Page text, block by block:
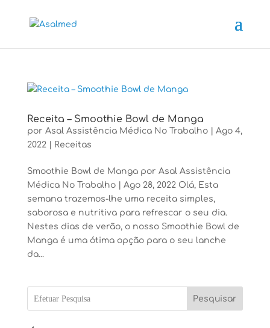
Receita – Smoothie Bowl de Manga
por Asal Assistência Médica No Trabalho | Ago 4,
2022 | Receitas
Smoothie Bowl de Manga por Asal Assistência
Médica No Trabalho | Ago 28, 2022 Olá, Esta
semana trazemos-lhe uma receita simples,
saborosa e nutritiva para refrescar o seu dia.
Nestes dias de verão, o nosso Smoothie Bowl de
Manga é uma ótima opção para o seu lanche
da...
Pesquisar